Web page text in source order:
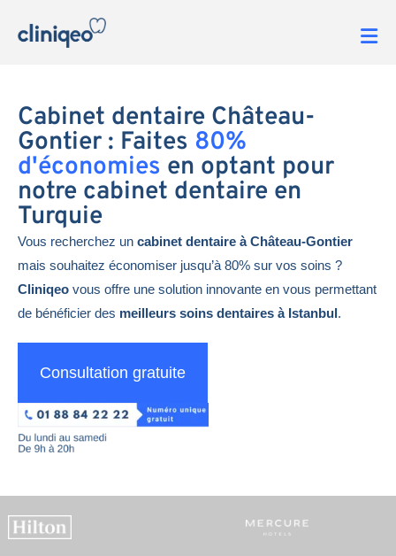
Cabinet dentaire Château-
Gontier : Faites 80%
d'économies en optant pour
notre cabinet dentaire en
Turquie
Vous recherchez un cabinet dentaire à Château-Gontier
mais souhaitez économiser jusqu’à 80% sur vos soins ?
Cliniqeo vous offre une solution innovante en vous permettant
de bénéficier des meilleurs soins dentaires à Istanbul.
Consultation gratuite